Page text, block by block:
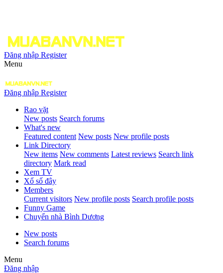
Đăng nhập Register
Menu
Đăng nhập Register
Rao vặt
New posts Search forums
What's new
Featured content New posts New profile posts
Link Directory
New items New comments Latest reviews Search link
directory Mark read
Xem TV
Xổ số đây
Members
Current visitors New profile posts Search profile posts
Funny Game
Chuyển nhà Bình Dương
New posts
Search forums
Menu
Đăng nhập